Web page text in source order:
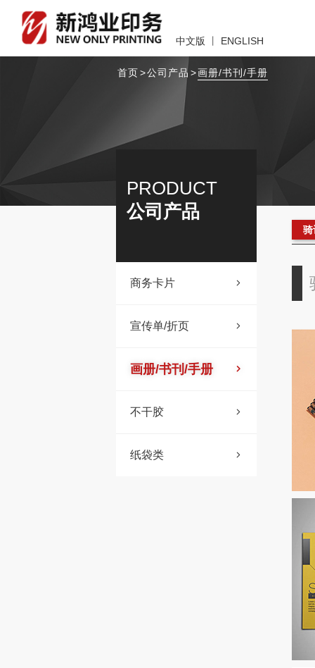
中文版 丨 ENGLISH
首页>公司产品 >画册/书刊/手册
PRODUCT
公司产品
商务卡片
宣传单/折页
画册/书刊/手册
不干胶
纸袋类
骑